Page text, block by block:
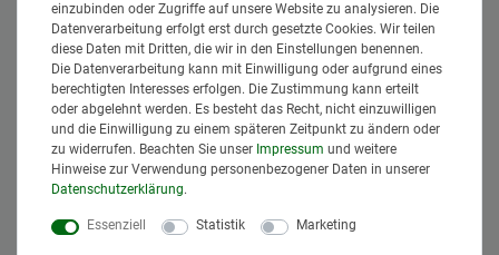
Bazzoli Baroni Halter Vierkant für
Bazzoli Baroni Gülleverteiler
348,95 € *
einzubinden oder Zugriffe auf unsere Website zu analysieren. Die
Datenverarbeitung erfolgt erst durch gesetzte Cookies. Wir teilen
diese Daten mit Dritten, die wir in den Einstellungen benennen.
Die Datenverarbeitung kann mit Einwilligung oder aufgrund eines
berechtigten Interesses erfolgen. Die Zustimmung kann erteilt
oder abgelehnt werden. Es besteht das Recht, nicht einzuwilligen
und die Einwilligung zu einem späteren Zeitpunkt zu ändern oder
zu widerrufen. Beachten Sie unser Impressum und weitere
Hinweise zur Verwendung personenbezogener Daten in unserer
Daten­schutz­erklärung.
Essenziell Statistik Marketing